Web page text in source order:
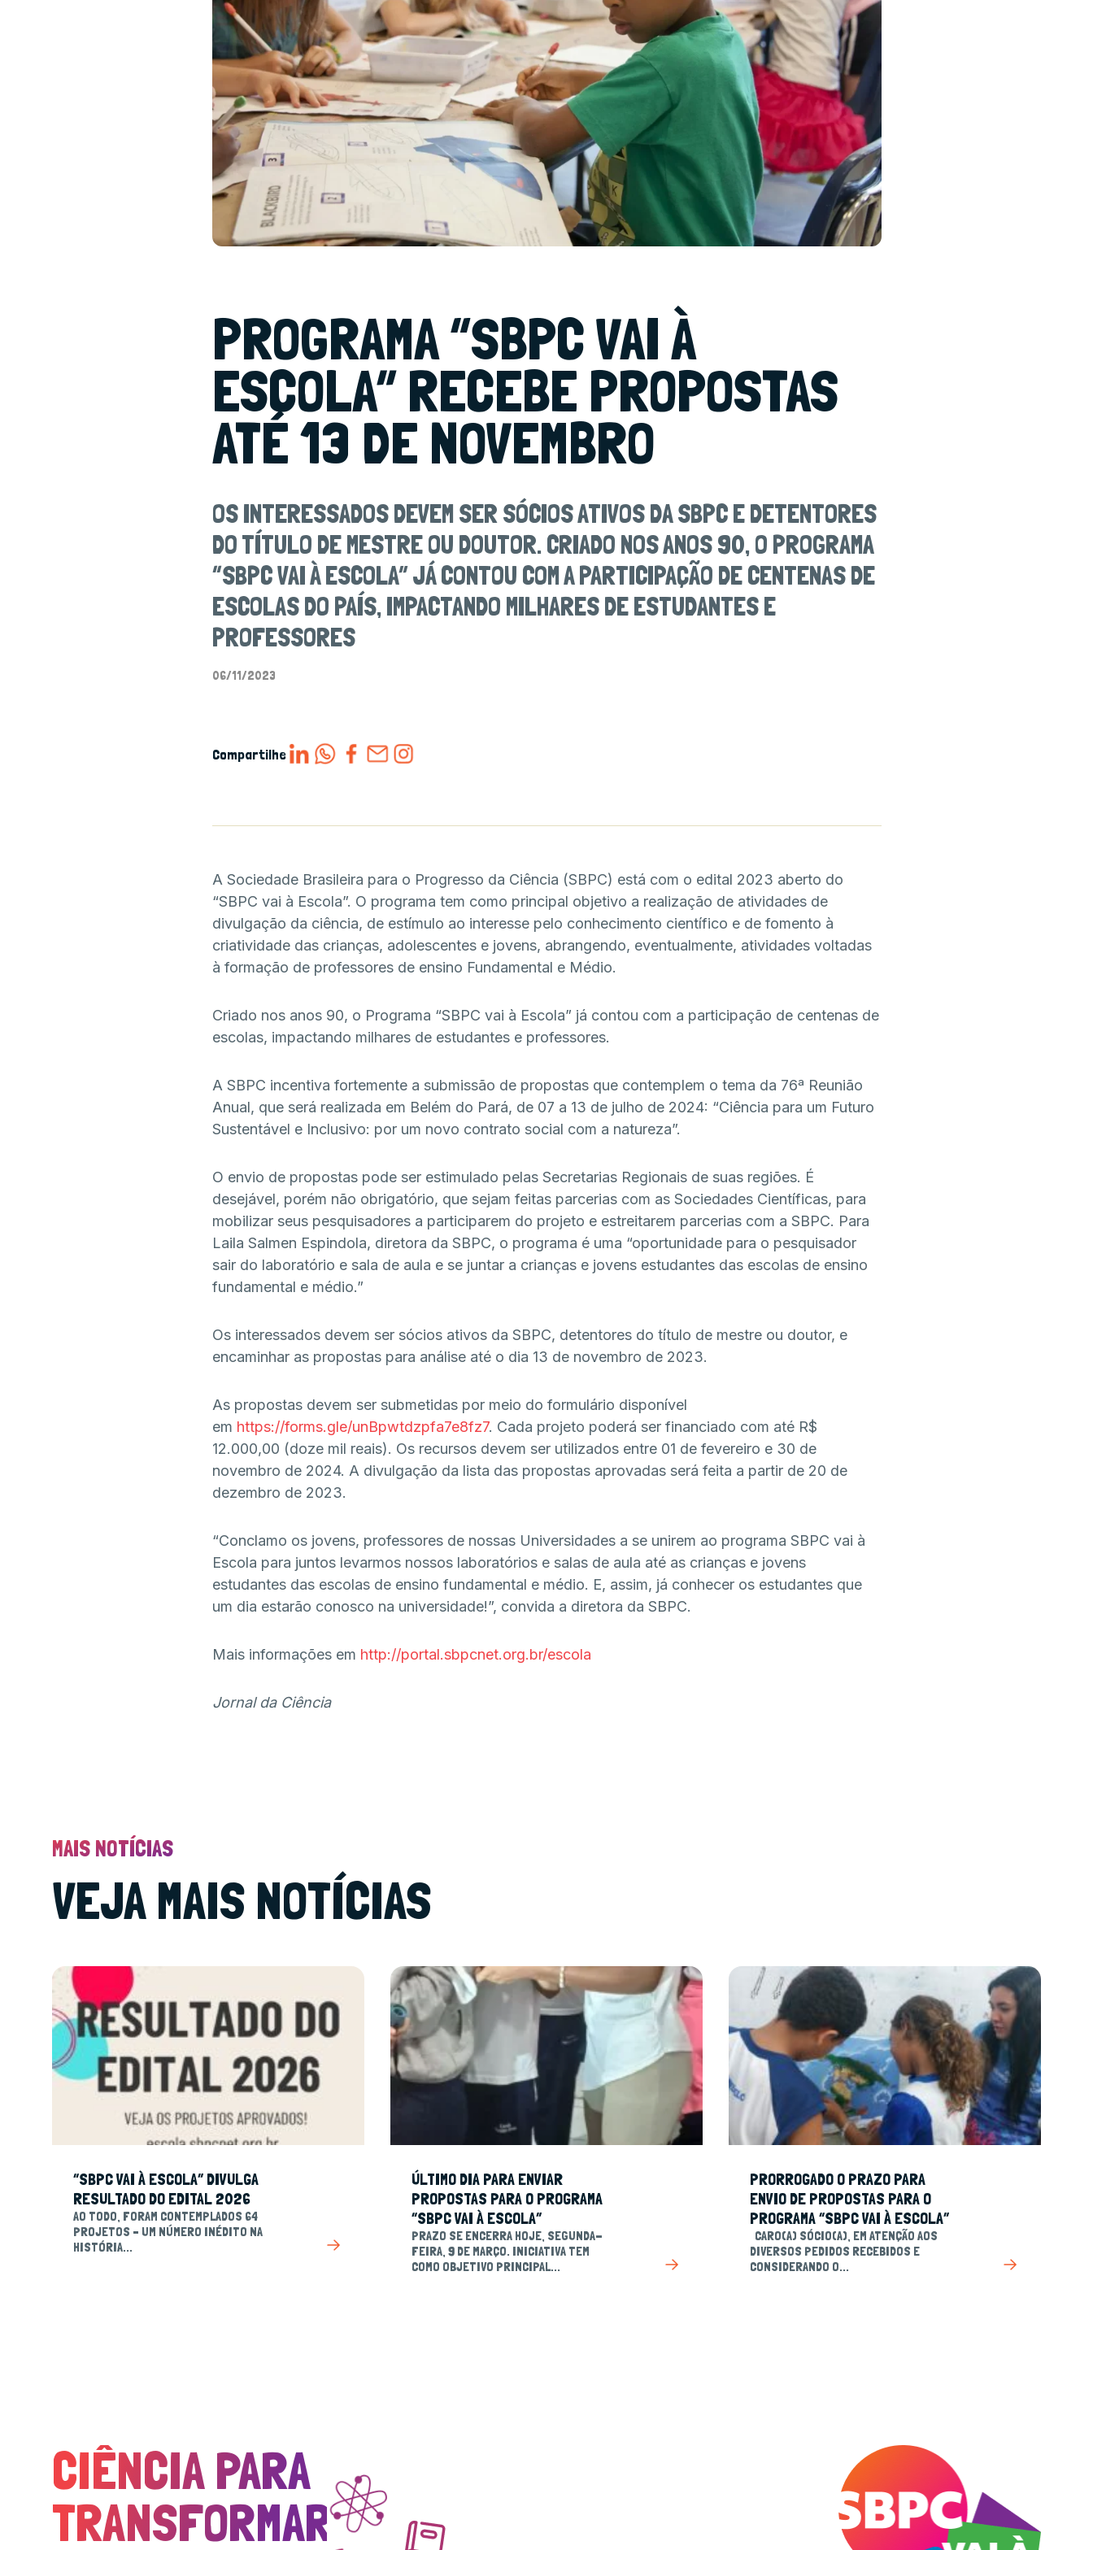
PROGRAMA “SBPC VAI À
ESCOLA” RECEBE PROPOSTAS
ATÉ 13 DE NOVEMBRO
OS INTERESSADOS DEVEM SER SÓCIOS ATIVOS DA SBPC E DETENTORES
DO TÍTULO DE MESTRE OU DOUTOR. CRIADO NOS ANOS 90, O PROGRAMA
“SBPC VAI À ESCOLA” JÁ CONTOU COM A PARTICIPAÇÃO DE CENTENAS DE
ESCOLAS DO PAÍS, IMPACTANDO MILHARES DE ESTUDANTES E
PROFESSORES
06/11/2023
Compartilhe
A Sociedade Brasileira para o Progresso da Ciência (SBPC) está com o edital 2023 aberto do
“SBPC vai à Escola”. O programa tem como principal objetivo a realização de atividades de
divulgação da ciência, de estímulo ao interesse pelo conhecimento científico e de fomento à
criatividade das crianças, adolescentes e jovens, abrangendo, eventualmente, atividades voltadas
à formação de professores de ensino Fundamental e Médio.
Criado nos anos 90, o Programa “SBPC vai à Escola” já contou com a participação de centenas de
escolas, impactando milhares de estudantes e professores.
A SBPC incentiva fortemente a submissão de propostas que contemplem o tema da 76ª Reunião
Anual, que será realizada em Belém do Pará, de 07 a 13 de julho de 2024: “Ciência para um Futuro
Sustentável e Inclusivo: por um novo contrato social com a natureza”.
O envio de propostas pode ser estimulado pelas Secretarias Regionais de suas regiões. É
desejável, porém não obrigatório, que sejam feitas parcerias com as Sociedades Científicas, para
mobilizar seus pesquisadores a participarem do projeto e estreitarem parcerias com a SBPC. Para
Laila Salmen Espindola, diretora da SBPC, o programa é uma “oportunidade para o pesquisador
sair do laboratório e sala de aula e se juntar a crianças e jovens estudantes das escolas de ensino
fundamental e médio.”
Os interessados devem ser sócios ativos da SBPC, detentores do título de mestre ou doutor, e
encaminhar as propostas para análise até o dia 13 de novembro de 2023.
As propostas devem ser submetidas por meio do formulário disponível
em https://forms.gle/unBpwtdzpfa7e8fz7. Cada projeto poderá ser financiado com até R$
12.000,00 (doze mil reais). Os recursos devem ser utilizados entre 01 de fevereiro e 30 de
novembro de 2024. A divulgação da lista das propostas aprovadas será feita a partir de 20 de
dezembro de 2023.
“Conclamo os jovens, professores de nossas Universidades a se unirem ao programa SBPC vai à
Escola para juntos levarmos nossos laboratórios e salas de aula até as crianças e jovens
estudantes das escolas de ensino fundamental e médio. E, assim, já conhecer os estudantes que
um dia estarão conosco na universidade!”, convida a diretora da SBPC.
Mais informações em http://portal.sbpcnet.org.br/escola
Jornal da Ciência
MAIS NOTÍCIAS
VEJA MAIS NOTÍCIAS
“SBPC VAI À ESCOLA” DIVULGA
RESULTADO DO EDITAL 2026
AO TODO, FORAM CONTEMPLADOS 64
PROJETOS – UM NÚMERO INÉDITO NA
HISTÓRIA...
ÚLTIMO DIA PARA ENVIAR
PROPOSTAS PARA O PROGRAMA
“SBPC VAI À ESCOLA”
PRAZO SE ENCERRA HOJE, SEGUNDA-
FEIRA, 9 DE MARÇO. INICIATIVA TEM
COMO OBJETIVO PRINCIPAL...
PRORROGADO O PRAZO PARA
ENVIO DE PROPOSTAS PARA O
PROGRAMA “SBPC VAI À ESCOLA”
CARO(A) SÓCIO(A), EM ATENÇÃO AOS
DIVERSOS PEDIDOS RECEBIDOS E
CONSIDERANDO O...
CIÊNCIA PARA
TRANSFORMAR